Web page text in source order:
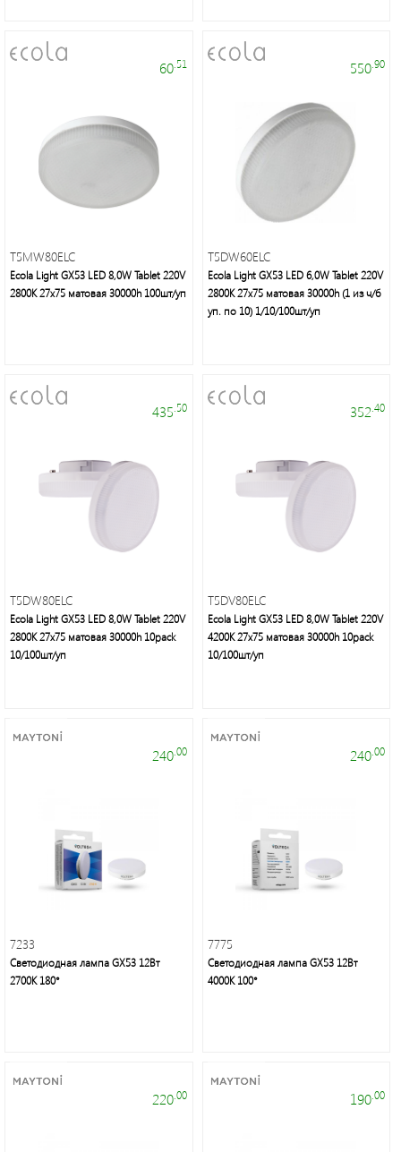
60 .51
T5MW80ELC
Ecola Light GX53 LED 8,0W Tablet 220V
2800K 27x75 матовая 30000h 100шт/уп
550.90
T5DW60ELC
Ecola Light GX53 LED 6,0W Tablet 220V
2800K 27x75 матовая 30000h (1 из ч/б
уп. по 10) 1/10/100шт/уп
435 .50
T5DW80ELC
Ecola Light GX53 LED 8,0W Tablet 220V
2800K 27x75 матовая 30000h 10pack
10/100шт/уп
352 .40
T5DV80ELC
Ecola Light GX53 LED 8,0W Tablet 220V
4200K 27x75 матовая 30000h 10pack
10/100шт/уп
240.00
7233
Светодиодная лампа GX53 12Вт
2700K 180°
240.00
7775
Светодиодная лампа GX53 12Вт
4000K 100°
220.00 190.00